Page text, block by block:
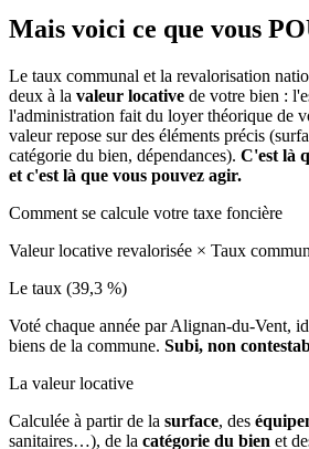
Mais voici ce que vous
Le taux communal et la revalorisation
deux à la valeur locative de votre bien :
l'administration fait du loyer théorique de
valeur repose sur des éléments précis
catégorie du bien, dépendances). C'est là
et c'est là que vous pouvez agir.
Comment se calcule votre taxe foncière
Valeur locative revalorisée × Taux
Le taux (39,3 %)
Voté chaque année par Alignan-du-Vent,
biens de la commune. Subi, non
La valeur locative
Calculée à partir de la surface, des
sanitaires…), de la catégorie du bien et